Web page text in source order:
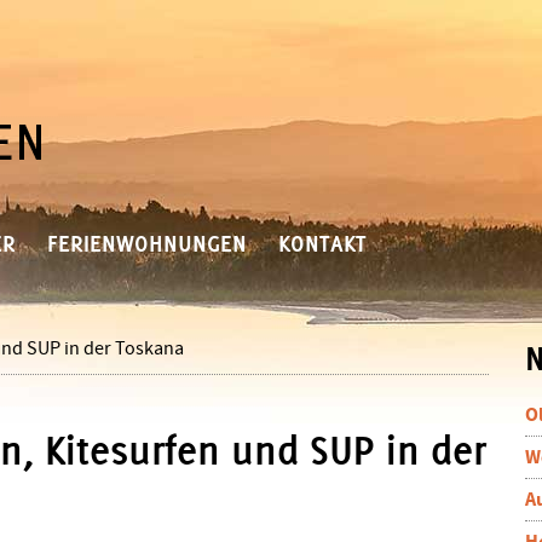
FERIENWOHNUNGEN KONTAKT
SUP in der Toskana
Kitesurfen und SUP in der